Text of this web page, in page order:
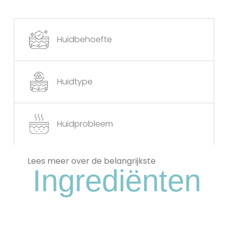
Huidbehoefte
Huidtype
Huidprobleem
Lees meer over de belangrijkste
Ingrediënten